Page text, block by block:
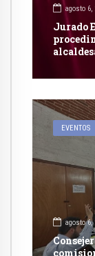
agosto 6,
Jurado
EVENTOS
agosto 6,